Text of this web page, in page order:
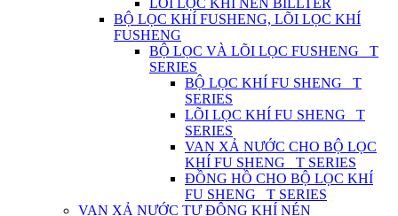
LÕI LỌC KHÍ NÉN BILLTER
BỘ LỌC KHÍ FUSHENG, LÕI LỌC KHÍ
FUSHENG
BỘ LỌC VÀ LÕI LỌC FUSHENG_ T
SERIES
BỘ LỌC KHÍ FU SHENG_ T
SERIES
LÕI LỌC KHÍ FU SHENG_ T
SERIES
VAN XẢ NƯỚC CHO BỘ LỌC
KHÍ FU SHENG_ T SERIES
ĐỒNG HỒ CHO BỘ LỌC KHÍ
FU SHENG_ T SERIES
VAN XẢ NƯỚC TỰ ĐỘNG KHÍ NÉN